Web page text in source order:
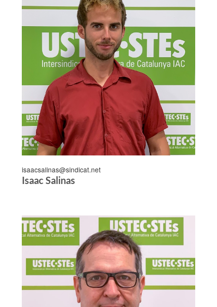
Gràcia, Sarrià-Sant Gervasi
isaacsalinas@sindicat.net
Isaac Salinas